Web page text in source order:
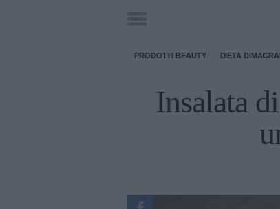
PRODOTTI BEAUTY DIETA
Insalata